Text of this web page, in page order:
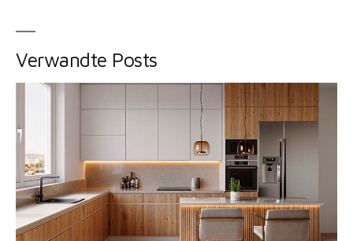
Verwandte Posts